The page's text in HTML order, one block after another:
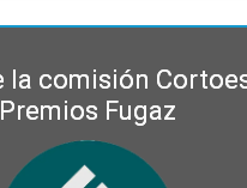
la comisión
Premios Fugaz